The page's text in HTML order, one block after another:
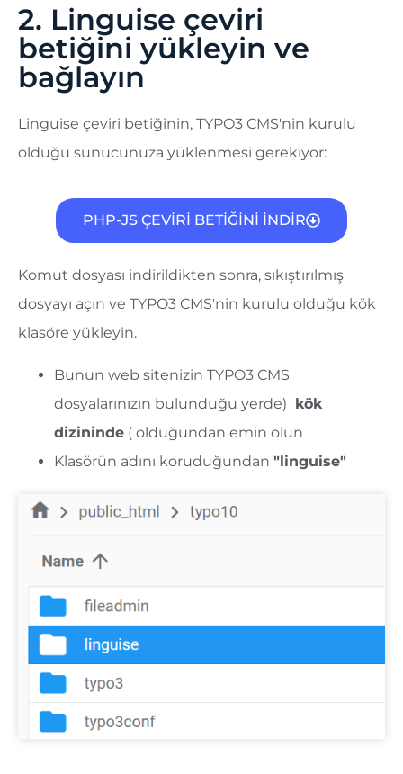
2. Linguise çeviri
betiğini yükleyin ve
bağlayın
Linguise çeviri betiğinin, TYPO3 CMS'nin kurulu
olduğu sunucunuza yüklenmesi gerekiyor:
PHP-JS ÇEVİRİ BETİĞİNİ İNDİR
Komut dosyası indirildikten sonra, sıkıştırılmış
dosyayı açın ve TYPO3 CMS'nin kurulu olduğu kök
klasöre yükleyin.
Bunun web sitenizin TYPO3 CMS
dosyalarınızın bulunduğu yerde) kök
dizininde ( olduğundan emin olun
Klasörün adını koruduğundan "linguise"